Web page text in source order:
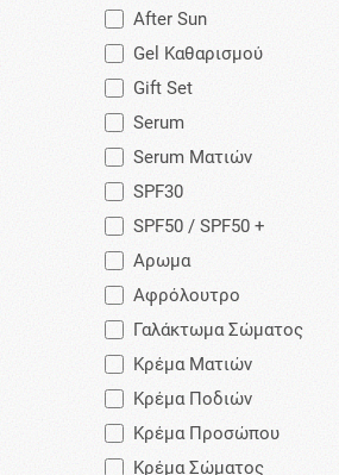
After Sun
Gel Καθαρισμού
Gift Set
Serum
Serum Ματιών
SPF30
SPF50 / SPF50 +
Αρωμα
Αφρόλουτρο
Γαλάκτωμα Σώματος
Κρέμα Ματιών
Κρέμα Ποδιών
Κρέμα Προσώπου
Κρέμα Σώματος